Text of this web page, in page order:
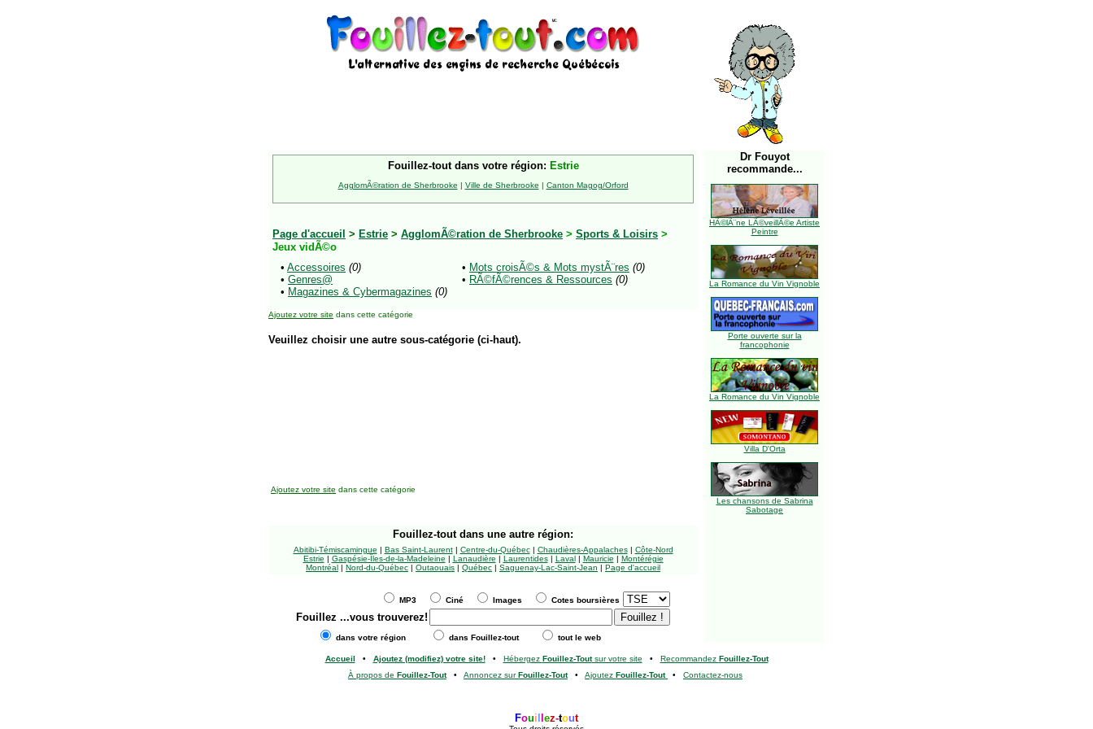
Fouillez-tout dans votre région: Estrie
AgglomÃ©ration de Sherbrooke | Ville de Sherbrooke | Canton Magog/Orford
Page d'accueil > Estrie > AgglomÃ©ration de Sherbrooke > Sports & Loisirs >
Jeux vidÃ©o
• Accessoires (0)
• Genres@
• Magazines & Cybermagazines (0)
• Mots croisÃ©s & Mots mystÃ¨res (0)
• RÃ©fÃ©rences & Ressources (0)
Ajoutez votre site dans cette catégorie
Veuillez choisir une autre sous-catégorie (ci-haut).
Dr Fouyot
recommande...
HÃ©lÃ¨ne LÃ©veillÃ©e Artiste
Peintre
La Romance du Vin Vignoble
Porte ouverte sur la
francophonie
La Romance du Vin Vignoble
Villa D'Orta
Les chansons de Sabrina
Sabotage
Ajoutez votre site dans cette catégorie
Fouillez-tout dans une autre région:
Abitibi-Témiscamingue | Bas Saint-Laurent| Centre-du-Québec| Chaudières-Appalaches| Côte-Nord
Estrie | Gaspésie-Îles-de-la-Madeleine | Lanaudière | Laurentides| Laval| Mauricie | Montérégie
Montréal | Nord-du-Québec | Outaouais | Québec | Saguenay-Lac-Saint-Jean | Page d'accueil
MP3 Ciné Images Cotes boursières
Fouillez ...vous trouverez!
dans votre région dans Fouillez-tout tout le web
Accueil • Ajoutez (modifiez) votre site!• Hébergez Fouillez-Toutsur votre site • Recommandez Fouillez-Tout
À propos de Fouillez-Tout• Annoncez surFouillez-Tout• Ajoutez Fouillez-Tout • Contactez-nous
Foui ez-tout